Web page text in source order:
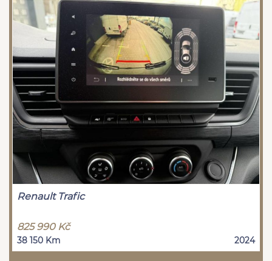
Renault Trafic
825 990 Kč
38 150 Km 2024